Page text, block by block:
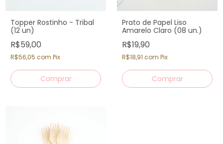
Topper Rostinho - Tribal
(12 un)
R$59,00
R$56,05 com Pix
Prato de Papel Liso
Amarelo Claro (08 un.)
R$19,90
R$18,91 com Pix